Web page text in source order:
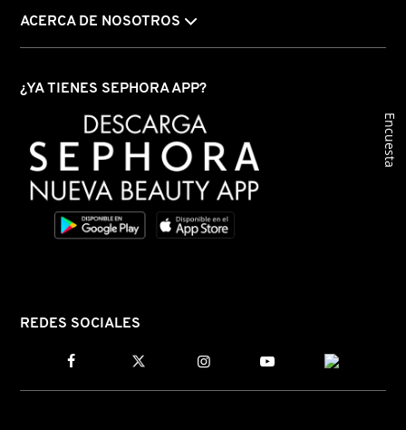
ACERCA DE NOSOTROS
¿YA TIENES SEPHORA APP?
REDES SOCIALES
Encuesta